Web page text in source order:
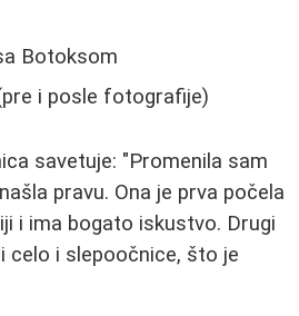
Botoksom
i posle fotografije)
savetuje: "Promenila sam
pravu. Ona je prva počela
i ima bogato iskustvo. Drugi
celo i slepoočnice, što je